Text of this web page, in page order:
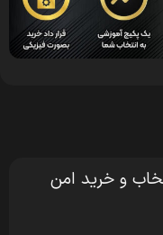
و خرید امن